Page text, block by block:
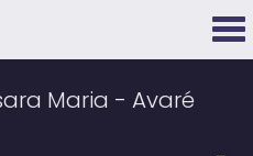
Maria - Avaré